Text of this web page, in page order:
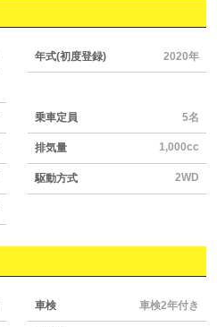
年式(初度登録) 2020年
乗車定員 5名
排気量 1,000cc
駆動方式 2WD
車検 車検2年付き